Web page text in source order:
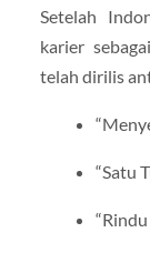
Setelah
karier
telah dirilis
“Satu
“Rindu